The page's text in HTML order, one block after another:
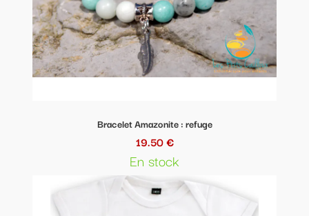
Bracelet Amazonite : refuge
19.50 €
En stock